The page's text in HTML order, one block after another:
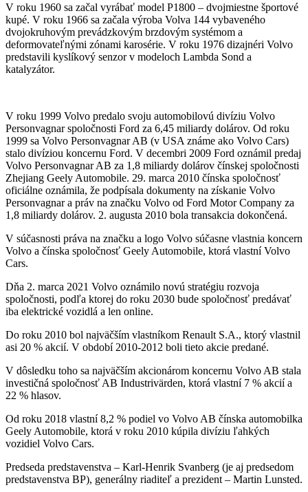
V roku 1960 sa začal vyrábať model P1800 – dvojmiestne športové
kupé. V roku 1966 sa začala výroba Volva 144 vybaveného
dvojokruhovým prevádzkovým brzdovým systémom a
deformovateľnými zónami karosérie. V roku 1976 dizajnéri Volvo
predstavili kyslíkový senzor v modeloch Lambda Sond a
katalyzátor.
V roku 1999 Volvo predalo svoju automobilovú divíziu Volvo
Personvagnar spoločnosti Ford za 6,45 miliardy dolárov. Od roku
1999 sa Volvo Personvagnar AB (v USA známe ako Volvo Cars)
stalo divíziou koncernu Ford. V decembri 2009 Ford oznámil predaj
Volvo Personvagnar AB za 1,8 miliardy dolárov čínskej spoločnosti
Zhejiang Geely Automobile. 29. marca 2010 čínska spoločnosť
oficiálne oznámila, že podpísala dokumenty na získanie Volvo
Personvagnar a práv na značku Volvo od Ford Motor Company za
1,8 miliardy dolárov. 2. augusta 2010 bola transakcia dokončená.
V súčasnosti práva na značku a logo Volvo súčasne vlastnia koncern
Volvo a čínska spoločnosť Geely Automobile, ktorá vlastní Volvo
Cars.
Dňa 2. marca 2021 Volvo oznámilo novú stratégiu rozvoja
spoločnosti, podľa ktorej do roku 2030 bude spoločnosť predávať
iba elektrické vozidlá a len online.
Do roku 2010 bol najväčším vlastníkom Renault S.A., ktorý vlastnil
asi 20 % akcií. V období 2010-2012 boli tieto akcie predané.
V dôsledku toho sa najväčším akcionárom koncernu Volvo AB stala
investičná spoločnosť AB Industrivärden, ktorá vlastní 7 % akcií a
22 % hlasov.
Od roku 2018 vlastní 8,2 % podiel vo Volvo AB čínska automobilka
Geely Automobile, ktorá v roku 2010 kúpila divíziu ľahkých
vozidiel Volvo Cars.
Predseda predstavenstva – Karl-Henrik Svanberg (je aj predsedom
predstavenstva BP), generálny riaditeľ a prezident – Martin Lunsted.